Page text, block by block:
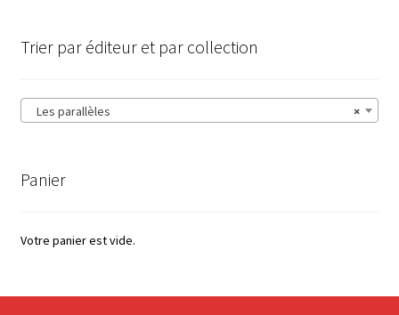
Trier par éditeur et par collection
×
Les parallèles
Panier
Votre panier est vide.